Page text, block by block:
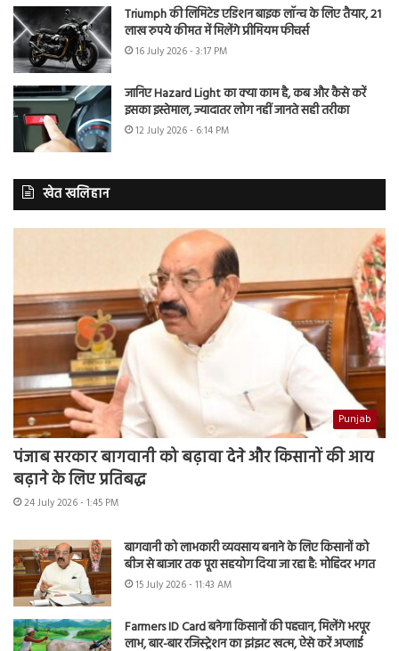
Triumph की लिमिटेड एडिशन बाइक लॉन्च के लिए तैयार, 21
लाख रुपये कीमत में मिलेंगे प्रीमियम फीचर्स
16 July 2026 - 3:17 PM
जानिए Hazard Light का क्या काम है, कब और कैसे करें
इसका इस्तेमाल, ज्यादातर लोग नहीं जानते सही तरीका
12 July 2026 - 6:14 PM
खेत खलिहान
Punjab
पंजाब सरकार बागवानी को बढ़ावा देने और किसानों की आय
बढ़ाने के लिए प्रतिबद्ध
24 July 2026 - 1:45 PM
बागवानी को लाभकारी व्यवसाय बनाने के लिए किसानों को
बीज से बाजार तक पूरा सहयोग दिया जा रहा है: मोहिंदर भगत
15 July 2026 - 11:43 AM
Farmers ID Card बनेगा किसानों की पहचान, मिलेंगे भरपूर
लाभ, बार-बार रजिस्ट्रेशन का झंझट खत्म, ऐसे करें अप्लाई